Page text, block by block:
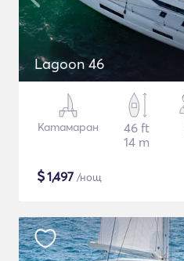
Lagoon 46
Катамаран
46 ft
14 m
$1,497 /нощ